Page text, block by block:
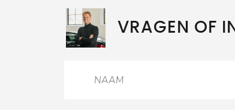
VRAGEN OF